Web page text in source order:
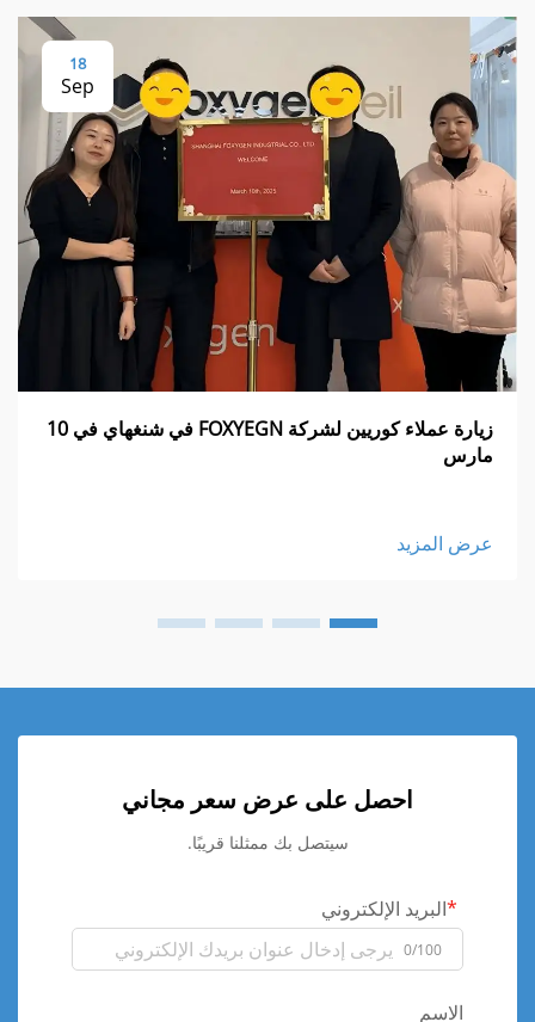
18
Sep
زيارة عملاء كوريين لشركة FOXYEGN في شنغهاي في 10
مارس
عرض المزيد
احصل على عرض سعر مجاني
سيتصل بك ممثلنا قريبًا.
البريد الإلكتروني
0/100
الاسم